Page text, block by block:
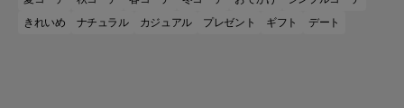
きれいめ
ナチュラル カジュアル プレゼント ギフト デート